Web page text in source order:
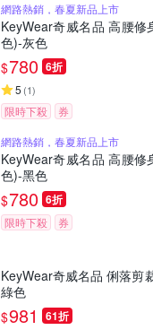
網路熱銷，春夏新品上市
KeyWear奇威名品 高腰
色)-灰色
$780 6折
5 (1)
限時下殺
券
網路熱銷，春夏新品上市
KeyWear奇威名品 高腰
色)-黑色
$780 6折
限時下殺 券
KeyWear奇威名品 俐落剪
綠色
$981 61折